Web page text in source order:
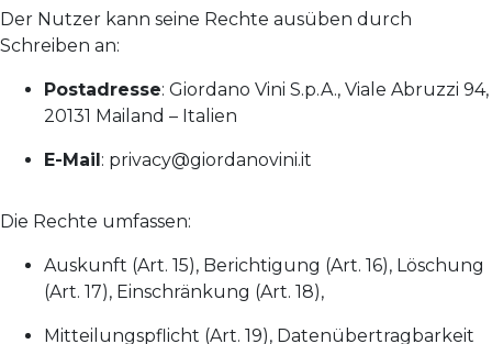
Der Nutzer kann seine Rechte ausüben durch
Schreiben an:
Postadresse: Giordano Vini S.p.A., Viale Abruzzi 94,
20131 Mailand – Italien
E-Mail: privacy@giordanovini.it
Die Rechte umfassen:
Auskunft (Art. 15), Berichtigung (Art. 16), Löschung
(Art. 17), Einschränkung (Art. 18),
Mitteilungspflicht (Art. 19), Datenübertragbarkeit